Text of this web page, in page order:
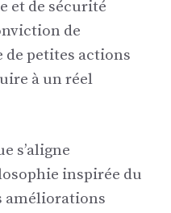
et de sécurité
de
de petites actions
à un réel
s’aligne
inspirée du
améliorations